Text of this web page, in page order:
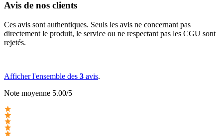
Avis de nos clients
Ces avis sont authentiques. Seuls les avis ne concernant pas
directement le produit, le service ou ne respectant pas les CGU sont
rejetés.
Afficher l'ensemble des 3 avis.
Note moyenne 5.00/5